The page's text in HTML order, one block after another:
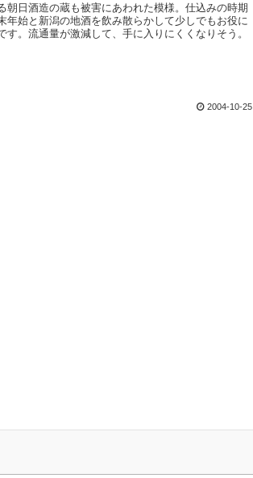
朝日酒造の蔵も被害にあわれた模様。仕込みの時期
年始と新潟の地酒を飲み散らかして少しでもお役に
す。流通量が激減して、手に入りにくくなりそう。
2004-10-25